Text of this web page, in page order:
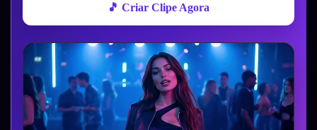
🎵 Criar Clipe Agora